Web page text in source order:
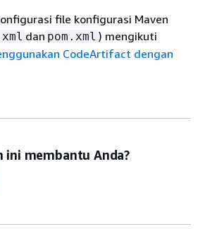
file konfigurasi Maven
dan pom.xml ) mengikuti
CodeArtifact dengan
ini membantu Anda?